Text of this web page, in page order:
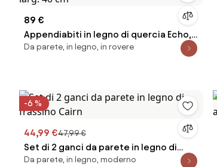
89 €
Appendiabiti in legno di quercia Echo,
larg. 40 cm
Da parete, in legno, in rovere
-6 %
44,99 €47,99 €
Set di 2 ganci da parete in legno di
frassino Cairn
Da parete, in legno, moderno